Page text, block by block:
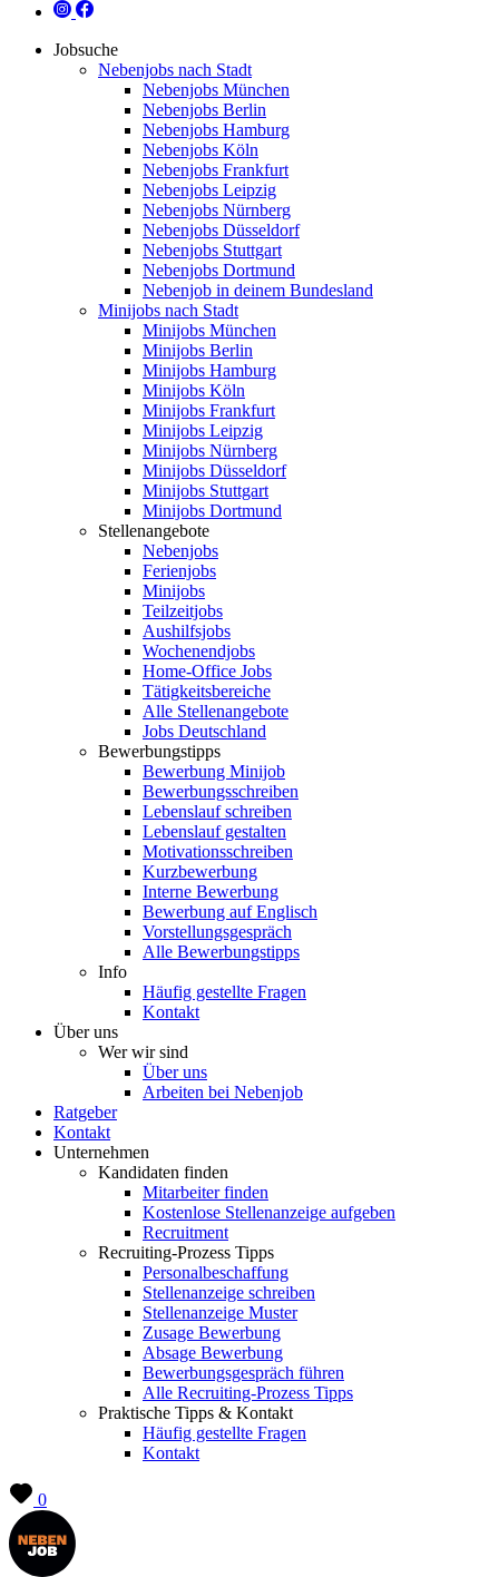
Jobsuche
Nebenjobs nach Stadt
Nebenjobs München
Nebenjobs Berlin
Nebenjobs Hamburg
Nebenjobs Köln
Nebenjobs Frankfurt
Nebenjobs Leipzig
Nebenjobs Nürnberg
Nebenjobs Düsseldorf
Nebenjobs Stuttgart
Nebenjobs Dortmund
Nebenjob in deinem Bundesland
Minijobs nach Stadt
Minijobs München
Minijobs Berlin
Minijobs Hamburg
Minijobs Köln
Minijobs Frankfurt
Minijobs Leipzig
Minijobs Nürnberg
Minijobs Düsseldorf
Minijobs Stuttgart
Minijobs Dortmund
Stellenangebote
Nebenjobs
Ferienjobs
Minijobs
Teilzeitjobs
Aushilfsjobs
Wochenendjobs
Home-Office Jobs
Tätigkeitsbereiche
Alle Stellenangebote
Jobs Deutschland
Bewerbungstipps
Bewerbung Minijob
Bewerbungsschreiben
Lebenslauf schreiben
Lebenslauf gestalten
Motivationsschreiben
Kurzbewerbung
Interne Bewerbung
Bewerbung auf Englisch
Vorstellungsgespräch
Alle Bewerbungstipps
Info
Häufig gestellte Fragen
Kontakt
Über uns
Wer wir sind
Über uns
Arbeiten bei Nebenjob
Ratgeber
Kontakt
Unternehmen
Kandidaten finden
Mitarbeiter finden
Kostenlose Stellenanzeige aufgeben
Recruitment
Recruiting-Prozess Tipps
Personalbeschaffung
Stellenanzeige schreiben
Stellenanzeige Muster
Zusage Bewerbung
Absage Bewerbung
Bewerbungsgespräch führen
Alle Recruiting-Prozess Tipps
Praktische Tipps & Kontakt
Häufig gestellte Fragen
Kontakt
0